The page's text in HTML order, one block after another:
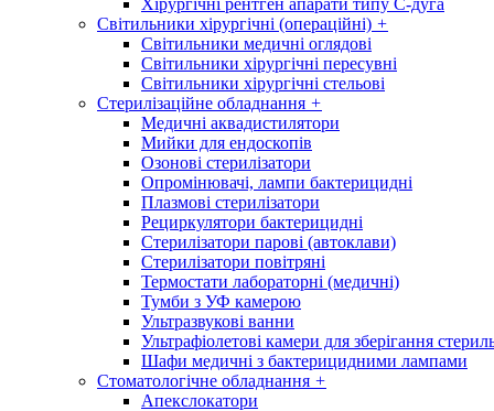
Хірургічні рентген апарати типу С-дуга
Світильники хірургічні (операційні) +
Світильники медичні оглядові
Світильники хірургічні пересувні
Світильники хірургічні стельові
Стерилізаційне обладнання +
Медичні аквадистилятори
Мийки для ендоскопів
Озонові стерилізатори
Опромінювачі, лампи бактерицидні
Плазмові стерилізатори
Рециркулятори бактерицидні
Стерилізатори парові (автоклави)
Стерилізатори повітряні
Термостати лабораторні (медичні)
Тумби з УФ камерою
Ультразвукові ванни
Ультрафіолетові камери для зберігання
Шафи медичні з бактерицидними лампами
Стоматологічне обладнання +
Апекслокатори